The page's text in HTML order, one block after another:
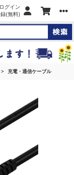
ログイン
(無料)
充電・通信ケーブル